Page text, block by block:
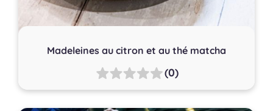
Madeleines au citron et au thé matcha
(0)